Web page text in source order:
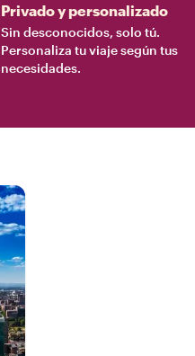
Privado y personalizado
Sin desconocidos, solo tú.
Personaliza tu viaje según tus
necesidades.